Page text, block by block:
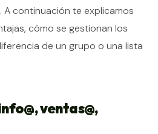
. A continuación te explicamos
cómo se gestionan los
de un grupo o una lista
ventas@,